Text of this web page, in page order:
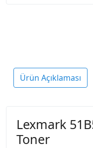
Ürün Açıklaması
Lexmark
Toner